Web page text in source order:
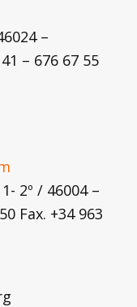
–
– 676 67 55
2º / 46004 –
Fax. +34 963